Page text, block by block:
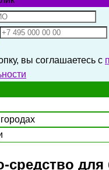
вы соглашаетесь с
средство